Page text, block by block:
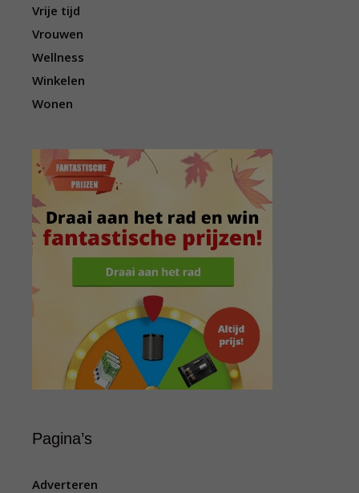
Vrije tijd
Vrouwen
Wellness
Winkelen
Wonen
Pagina’s
Adverteren